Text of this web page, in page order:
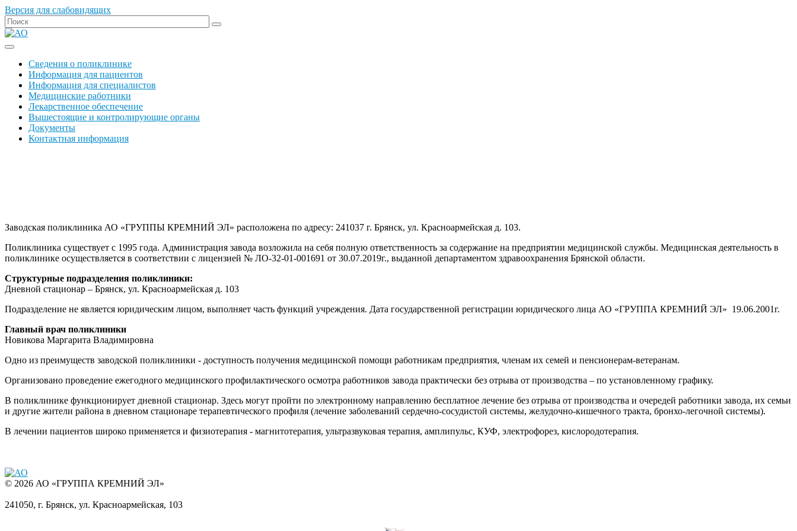
Версия для слабовидящих
Сведения о поликлинике
Информация для пациентов
Информация для специалистов
Медицинские работники
Лекарственное обеспечение
Вышестоящие и контролирующие органы
Документы
Контактная информация
Заводская поликлиника АО «ГРУППЫ КРЕМНИЙ ЭЛ» расположена по адресу: 241037 г. Брянск, ул. Красноармейская д. 103.
Поликлиника существует с 1995 года. Администрация завода возложила на себя полную ответственность за содержание на предприятии медицинской службы. Медицинская деятельность в
поликлинике осуществляется в соответствии с лицензией № ЛО-32-01-001691 от 30.07.2019г., выданной департаментом здравоохранения Брянской области.
Структурные подразделения поликлиники:
Дневной стационар – Брянск, ул. Красноармейская д. 103
Подразделение не является юридическим лицом, выполняет часть функций учреждения. Дата государственной регистрации юридического лица АО «ГРУППА КРЕМНИЙ ЭЛ» 19.06.2001г.
Главный врач поликлиники
Новикова Маргарита Владимировна
Одно из преимуществ заводской поликлиники - доступность получения медицинской помощи работникам предприятия, членам их семей и пенсионерам-ветеранам.
Организовано проведение ежегодного медицинского профилактического осмотра работников завода практически без отрыва от производства – по установленному графику.
В поликлинике функционирует дневной стационар. Здесь могут пройти по электронному направлению бесплатное лечение без отрыва от производства и очередей работники завода, их семьи
и другие жители района в дневном стационаре терапевтического профиля (лечение заболеваний сердечно-сосудистой системы, желудочно-кишечного тракта, бронхо-легочной системы).
В лечении пациентов широко применяется и физиотерапия - магнитотерапия, ультразвуковая терапия, амплипульс, КУФ, электрофорез, кислородотерапия.
© 2026 АО «ГРУППА КРЕМНИЙ ЭЛ»
241050, г. Брянск, ул. Красноармейская, 103